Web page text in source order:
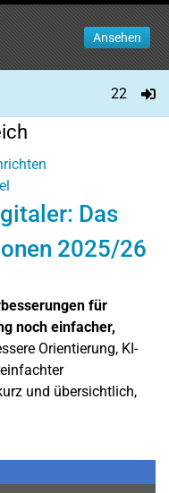
Ansehen
22
Das
2025/26
für
noch einfacher,
Orientierung, KI-
und übersichtlich,